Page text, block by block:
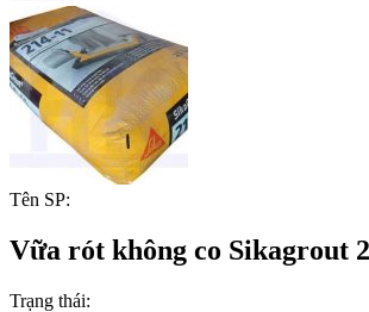
Tên SP:
Vữa rót không co Sikagrout
Trạng thái: